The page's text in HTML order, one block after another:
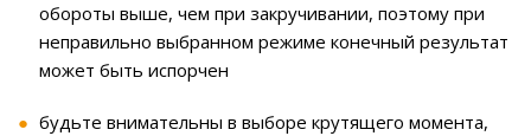
обороты выше, чем при закручивании, поэтому при
неправильно выбранном режиме конечный результат
может быть испорчен
будьте внимательны в выборе крутящего момента,